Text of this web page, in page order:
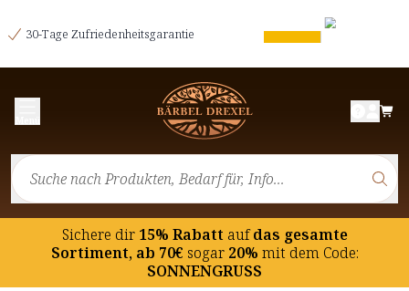
30-Tage Zufriedenheitsgarantie
Sichere dir15% Rabatt aufdas gesamte
Sortiment, ab 70€ sogar20% mit dem Code:
SONNENGRUSS